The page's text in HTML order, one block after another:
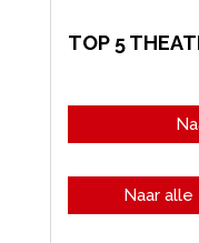
TOP 5
Naar